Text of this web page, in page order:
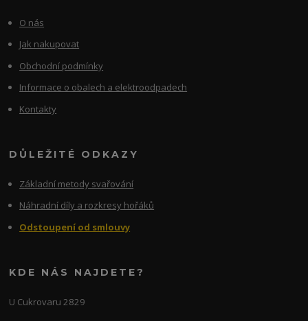
O nás
Jak nakupovat
Obchodní podmínky
Informace o obalech a elektroodpadech
Kontakty
DŮLEŽITÉ ODKAZY
Základní metody svařování
Náhradní díly a rozkresy hořáků
Odstoupení od smlouvy
KDE NÁS NAJDETE?
U Cukrovaru 2829